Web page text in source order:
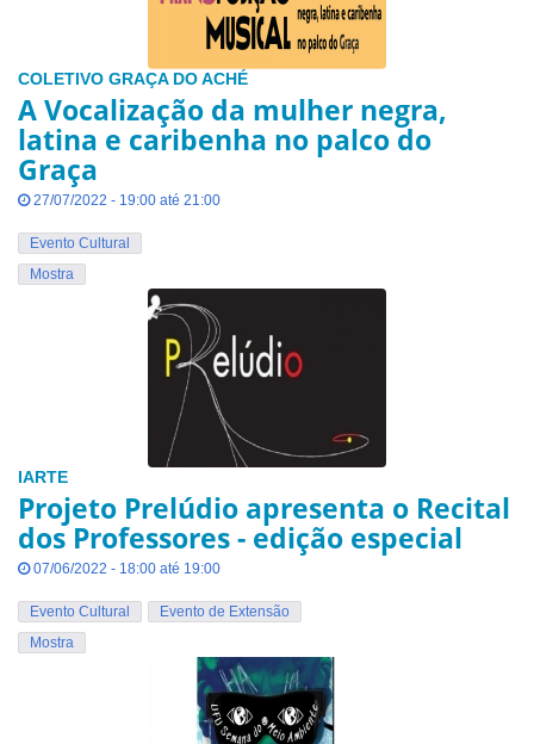
COLETIVO GRAÇA DO ACHÉ
A Vocalização da mulher negra,
latina e caribenha no palco do
Graça
27/07/2022 - 19:00 até 21:00
Evento Cultural
Mostra
IARTE
Projeto Prelúdio apresenta o Recital
dos Professores - edição especial
07/06/2022 - 18:00 até 19:00
Evento Cultural
Evento de Extensão
Mostra